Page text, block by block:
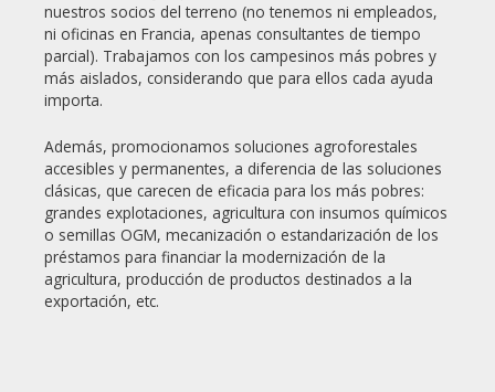
nuestros socios del terreno (no tenemos ni empleados,
ni oficinas en Francia, apenas consultantes de tiempo
parcial). Trabajamos con los campesinos más pobres y
más aislados, considerando que para ellos cada ayuda
importa.
Además, promocionamos soluciones agroforestales
accesibles y permanentes, a diferencia de las soluciones
clásicas, que carecen de eficacia para los más pobres:
grandes explotaciones, agricultura con insumos químicos
o semillas OGM, mecanización o estandarización de los
préstamos para financiar la modernización de la
agricultura, producción de productos destinados a la
exportación, etc.